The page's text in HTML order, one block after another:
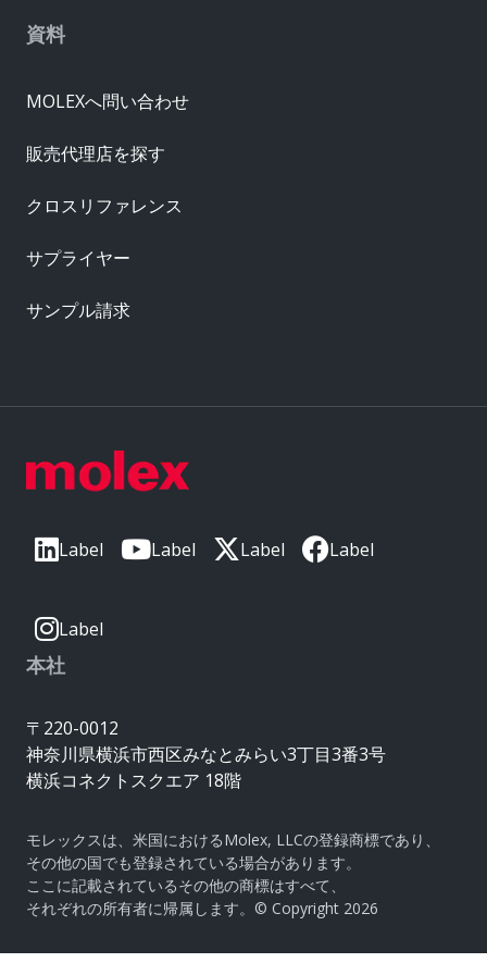
Label Label Label Label
Label
本社
〒220-0012
神奈川県横浜市西区みなとみらい3丁目3番3号
横浜コネクトスクエア 18階
モレックスは、米国におけるMolex, LLCの登録商標であり、
その他の国でも登録されている場合があります。
ここに記載されているその他の商標はすべて、
それぞれの所有者に帰属します。© Copyright 2026
資料
MOLEXへ問い合わせ
販売代理店を探す
クロスリファレンス
サプライヤー
サンプル請求